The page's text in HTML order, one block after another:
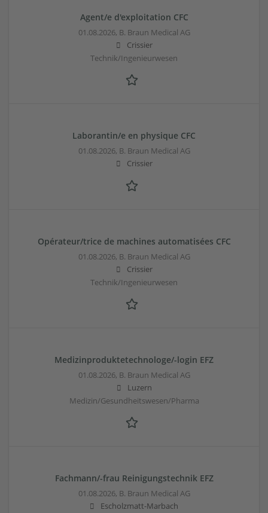
Agent/e d'exploitation CFC
01.08.2026, B. Braun Medical AG
Crissier
Technik/Ingenieurwesen
Laborantin/e en physique CFC
01.08.2026, B. Braun Medical AG
Crissier
Opérateur/trice de machines automatisées CFC
01.08.2026, B. Braun Medical AG
Crissier
Technik/Ingenieurwesen
Medizinproduktetechnologe/-login EFZ
01.08.2026, B. Braun Medical AG
Luzern
Medizin/Gesundheitswesen/Pharma
Fachmann/-frau Reinigungstechnik EFZ
01.08.2026, B. Braun Medical AG
Escholzmatt-Marbach